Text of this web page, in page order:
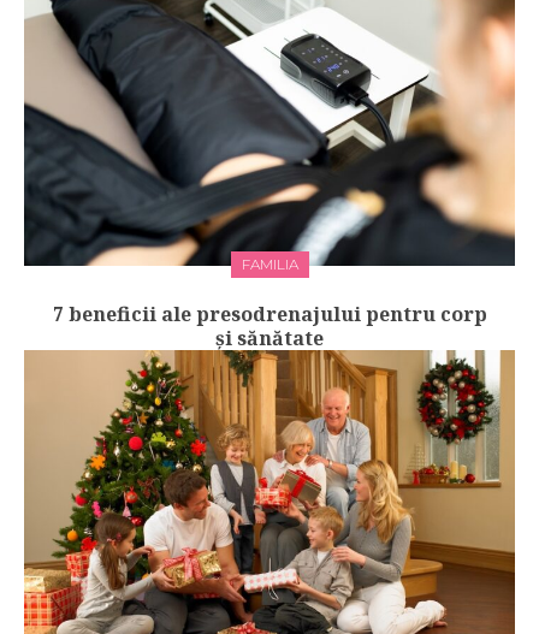
FAMILIA
7 beneficii ale presodrenajului pentru corp
și sănătate